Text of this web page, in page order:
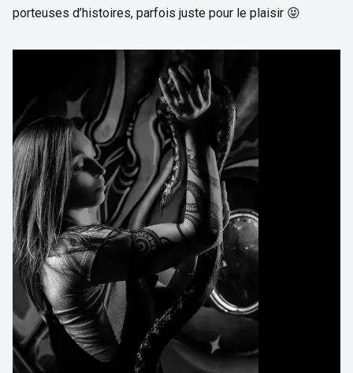
porteuses d’histoires, parfois juste pour le plaisir 😝